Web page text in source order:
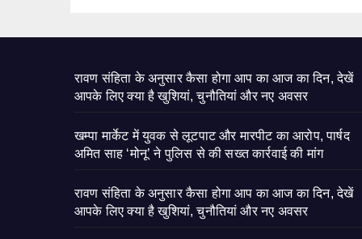
रावण संहिता के अनुसार कैसा होगा आप का आज का दिन, देखें
आपके लिए क्या है खुशियां, चुनौतियां और नए अवसर
खम्पा मार्केट में युवक से लूटपाट और मारपीट का आरोप, पार्षद
अमित साह ‘मोनू’ ने पुलिस से की सख्त कार्रवाई की मांग
रावण संहिता के अनुसार कैसा होगा आप का आज का दिन, देखें
आपके लिए क्या है खुशियां, चुनौतियां और नए अवसर